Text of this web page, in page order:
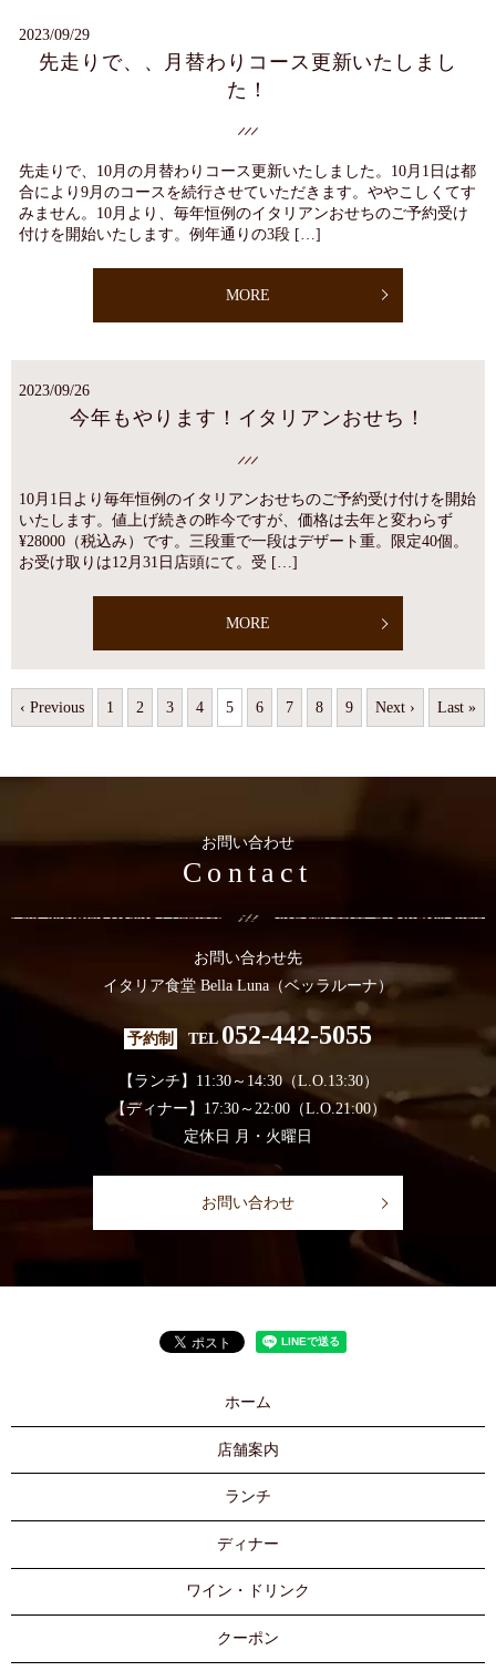
2023/09/29
先走りで、、月替わりコース更新いたしまし
た！
先走りで、10月の月替わりコース更新いたしました。10月1日は都
合により9月のコースを続行させていただきます。ややこしくてす
みません。10月より、毎年恒例のイタリアンおせちのご予約受け
付けを開始いたします。例年通りの3段 […]
MORE
2023/09/26
今年もやります！イタリアンおせち！
10月1日より毎年恒例のイタリアンおせちのご予約受け付けを開始
いたします。値上げ続きの昨今ですが、価格は去年と変わらず
¥28000（税込み）です。三段重で一段はデザート重。限定40個。
お受け取りは12月31日店頭にて。受 […]
MORE
‹ Previous 1 2 3 4 5 6 7 8 9 Next › Last »
お問い合わせ
Contact
お問い合わせ先
イタリア食堂 Bella Luna（ベッラルーナ）
予約制 TEL052-442-5055
【ランチ】11:30～14:30（L.O.13:30）
【ディナー】17:30～22:00（L.O.21:00）
定休日 月・火曜日
お問い合わせ
ホーム
店舗案内
ランチ
ディナー
ワイン・ドリンク
クーポン